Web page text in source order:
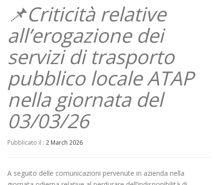
📌Criticità relative
all’erogazione dei
servizi di trasporto
pubblico locale ATAP
nella giornata del
03/03/26
Pubblicato il : 2 March 2026
A seguito delle comunicazioni pervenute in azienda nella